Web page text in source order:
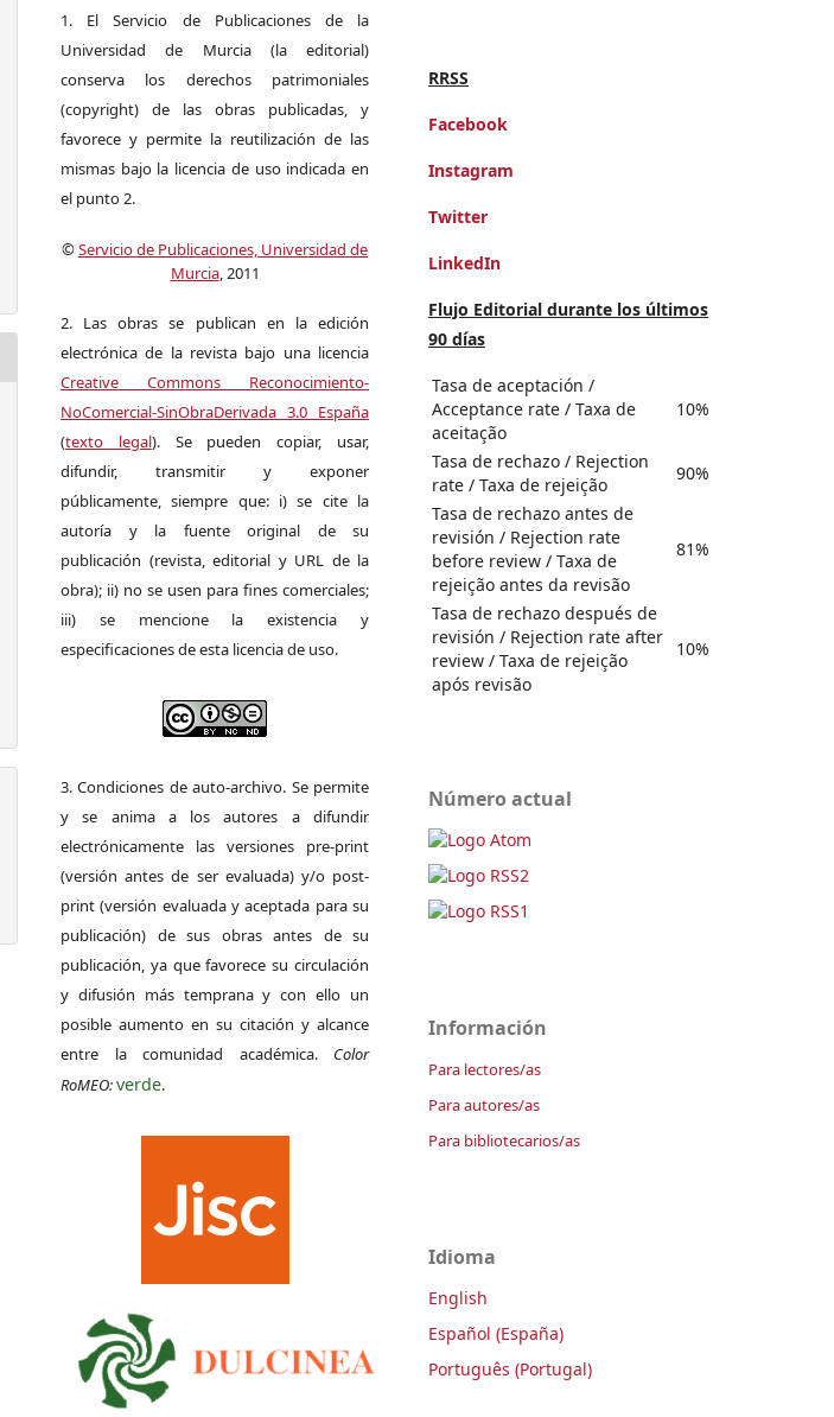
1. El Servicio de Publicaciones de la
Universidad de Murcia (la editorial)
conserva los derechos patrimoniales
(copyright) de las obras publicadas, y
favorece y permite la reutilización de las
mismas bajo la licencia de uso indicada en
el punto 2.
©Servicio de Publicaciones, Universidad de
Murcia, 2011
2. Las obras se publican en la edición
electrónica de la revista bajo una licencia
Creative Commons Reconocimiento-
NoComercial-SinObraDerivada 3.0 España
(texto legal). Se pueden copiar, usar,
difundir, transmitir y exponer
públicamente, siempre que: i) se cite la
autoría y la fuente original de su
publicación (revista, editorial y URL de la
obra); ii) no se usen para fines comerciales;
iii) se mencione la existencia y
especificaciones de esta licencia de uso.
3. Condiciones de auto-archivo. Se permite
y se anima a los autores a difundir
electrónicamente las versiones pre-print
(versión antes de ser evaluada) y/o post-
print (versión evaluada y aceptada para su
publicación) de sus obras antes de su
publicación, ya que favorece su circulación
y difusión más temprana y con ello un
posible aumento en su citación y alcance
entre la comunidad académica. Color
RoMEO:verde.
RRSS
Facebook
Instagram
Twitter
LinkedIn
Flujo Editorial durante los últimos
90 días
Tasa de aceptación /
Acceptance rate / Taxa de
aceitação
10%
Tasa de rechazo / Rejection
rate / Taxa de rejeição
90%
Tasa de rechazo antes de
revisión / Rejection rate
before review / Taxa de
rejeição antes da revisão
81%
Tasa de rechazo después de
revisión / Rejection rate after
review / Taxa de rejeição
após revisão
10%
Número actual
Información
Para lectores/as
Para autores/as
Para bibliotecarios/as
Idioma
English
Español (España)
Português (Portugal)